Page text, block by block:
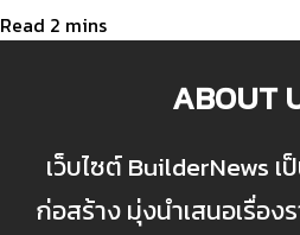
ABOUT
เว็บไซต์ BuilderNews เ
ก่อสร้าง มุ่งนำเสนอเรื่อง